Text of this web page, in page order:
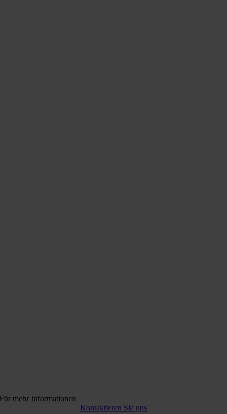
Für mehr Informationen
Kontaktieren Sie uns